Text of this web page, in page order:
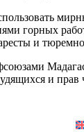
горных
и
и